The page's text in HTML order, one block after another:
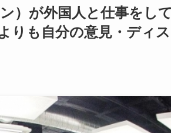
）が外国人と仕事をして
りも自分の意見・ディ